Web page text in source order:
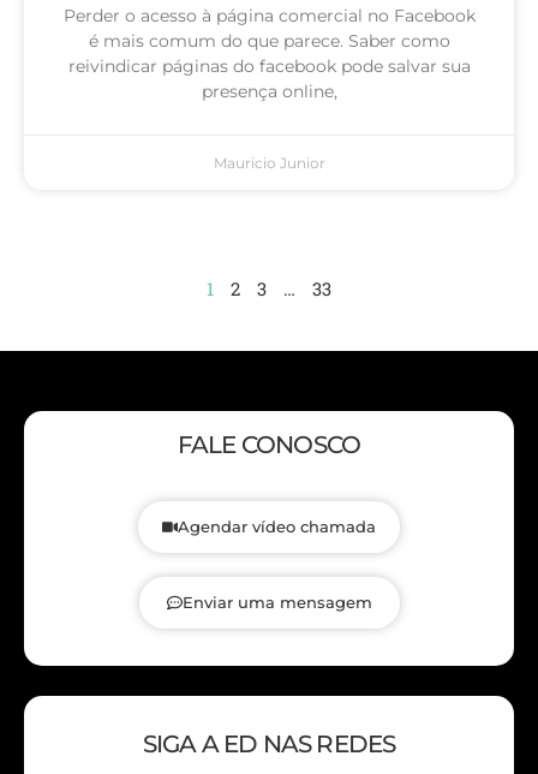
Perder o acesso à página comercial no Facebook
é mais comum do que parece. Saber como
reivindicar páginas do facebook pode salvar sua
presença online,
Mauricio Junior
1 2 3 … 33
FALE CONOSCO
Agendar vídeo chamada
Enviar uma mensagem
SIGA A ED NAS REDES